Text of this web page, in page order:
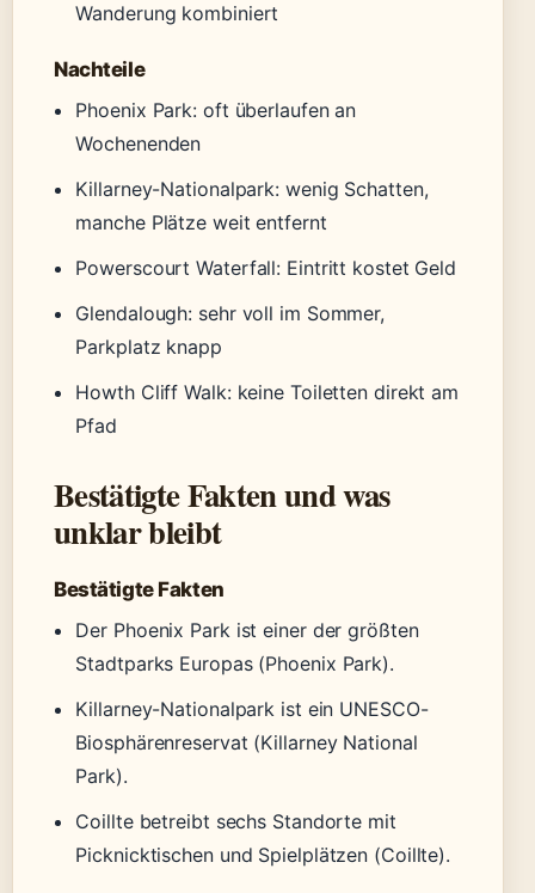
Wanderung kombiniert
Nachteile
Phoenix Park: oft überlaufen an
Wochenenden
Killarney-Nationalpark: wenig Schatten,
manche Plätze weit entfernt
Powerscourt Waterfall: Eintritt kostet Geld
Glendalough: sehr voll im Sommer,
Parkplatz knapp
Howth Cliff Walk: keine Toiletten direkt am
Pfad
Bestätigte Fakten und was
unklar bleibt
Bestätigte Fakten
Der Phoenix Park ist einer der größten
Stadtparks Europas (Phoenix Park).
Killarney-Nationalpark ist ein UNESCO-
Biosphärenreservat (Killarney National
Park).
Coillte betreibt sechs Standorte mit
Picknicktischen und Spielplätzen (Coillte).